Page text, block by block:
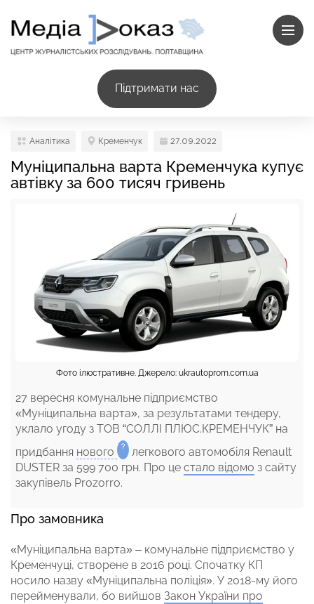
Підтримати нас
Аналітика Кременчук 27.09.2022
Муніципальна варта Кременчука купує
автівку за 600 тисяч гривень
Фото ілюстративне. Джерело: ukrautoprom.com.ua
27 вересня комунальне підприємство
«Муніципальна варта», за результатами тендеру,
уклало угоду з ТОВ “СОЛЛІ ПЛЮС.КРЕМЕНЧУК” на
придбання нового
легкового автомобіля Renault
DUSTER за 599 700 грн. Про це стало відомо з сайту
закупівель Prozorro.
Про замовника
«Муніципальна варта» – комунальне підприємство у
Кременчуці, створене в 2016 році. Спочатку КП
носило назву «Муніципальна поліція». У 2018-му його
перейменували, бо вийшов Закон України про